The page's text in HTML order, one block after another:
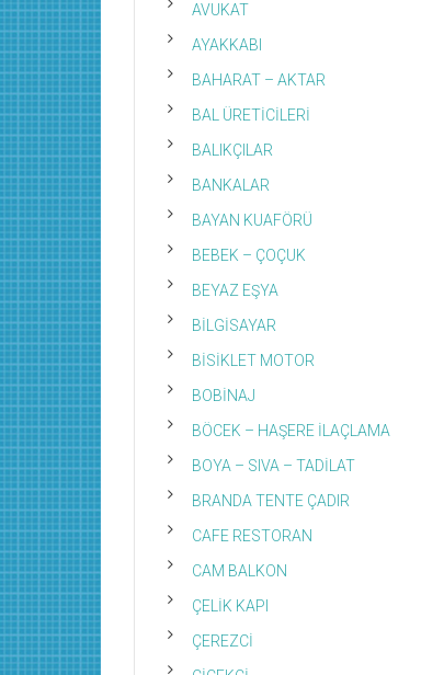
AVUKAT
AYAKKABI
BAHARAT – AKTAR
BAL ÜRETİCİLERİ
BALIKÇILAR
BANKALAR
BAYAN KUAFÖRÜ
BEBEK – ÇOÇUK
BEYAZ EŞYA
BİLGİSAYAR
BİSİKLET MOTOR
BOBİNAJ
BÖCEK – HAŞERE İLAÇLAMA
BOYA – SIVA – TADİLAT
BRANDA TENTE ÇADIR
CAFE RESTORAN
CAM BALKON
ÇELİK KAPI
ÇEREZCİ